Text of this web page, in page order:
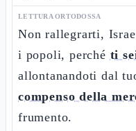
LETTURA ORTODOSSA
Non rallegrarti,
i popoli, perché ti
allontanandoti dal
compenso della
frumento.